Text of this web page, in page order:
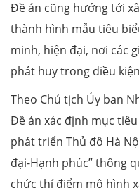
Đề án cũng hướng tới
thành hình mẫu tiêu
minh, hiện đại, nơi các
phát huy trong điều
Theo Chủ tịch Ủy ban
Đề án xác định mục
phát triển Thủ đô Hà
đại-Hạnh phúc” thông
chức thí điểm mô hình